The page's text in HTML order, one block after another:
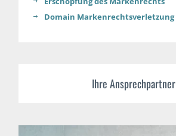
Domain Markenrechtsverletzung
Ihre Ansprechpartner